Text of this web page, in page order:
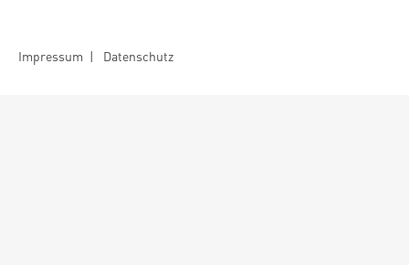
Impressum | Datenschutz